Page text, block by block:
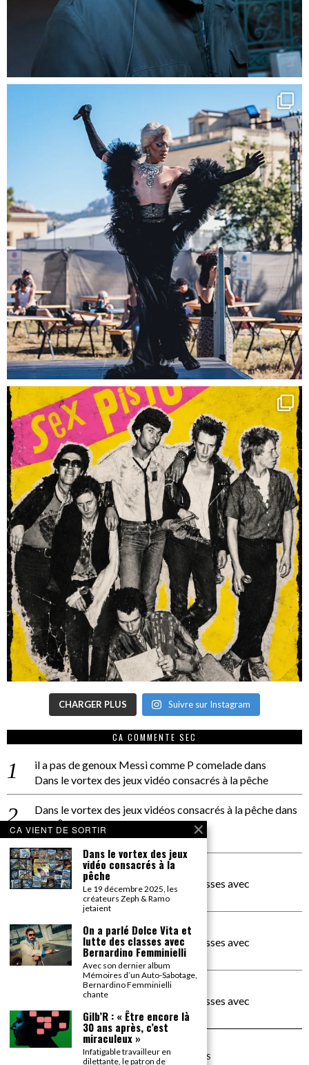
CHARGER PLUS Suivre sur Instagram
CA COMMENTE SEC
il a pas de genoux Messi comme P comeladedans
Dans le vortex des jeux vidéo consacrés à la pêche
Dans le vortex des jeux vidéos consacrés à la pêchedans
PACÔME THIELLEMENT
La séance d’Hip Gnose
La Patrie
dans
On a parlé Dolce Vita et lutte des classes avec
Bernardino Femminielli
carte noire negra à l'o tiededans
On a parlé Dolce Vita et lutte des classes avec
Bernardino Femminielli
moise et son mascarédans
On a parlé Dolce Vita et lutte des classes avec
Bernardino Femminielli
©2026TOUS DROITS RÉSERVÉS
CA VIENT DE SORTIR
Dans le vortex des jeux
vidéo consacrés à la
pêche
Le 19 décembre 2025, les
créateurs Zeph & Ramo
jetaient
On a parlé Dolce Vita et
lutte des classes avec
Bernardino Femminielli
Avec son dernier album
Mémoires d’un Auto-Sabotage,
Bernardino Femminielli
chante
Gilb’R : « Être encore là
30 ans après, c’est
miraculeux »
Infatigable travailleur en
dilettante, le patron de